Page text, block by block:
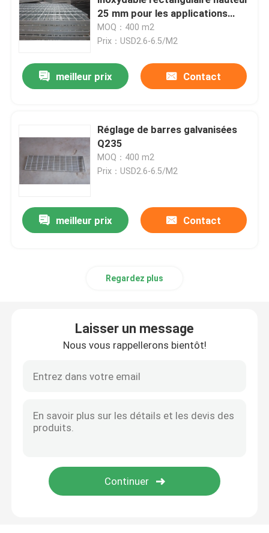
3D a soudé le grillage
Clôture soudée à double fil
Anti barrière de la montée 358
Barrière en acier tubulaire
Clôture de sécurité aéroportuaire
Réfractaire de Hexmesh
Herse à chaîne traînante
Boîte de Gabion
grille de barre d'acier
25 mm pour les applications
industrielles
MOQ：400 m2
Prix：USD2.6-6.5/M2
meilleur prix Contact
Réglage de barres galvanisées
Q235
MOQ：400 m2
Prix：USD2.6-6.5/M2
meilleur prix Contact
Regardez plus
Laisser un message
Nous vous rappellerons bientôt!